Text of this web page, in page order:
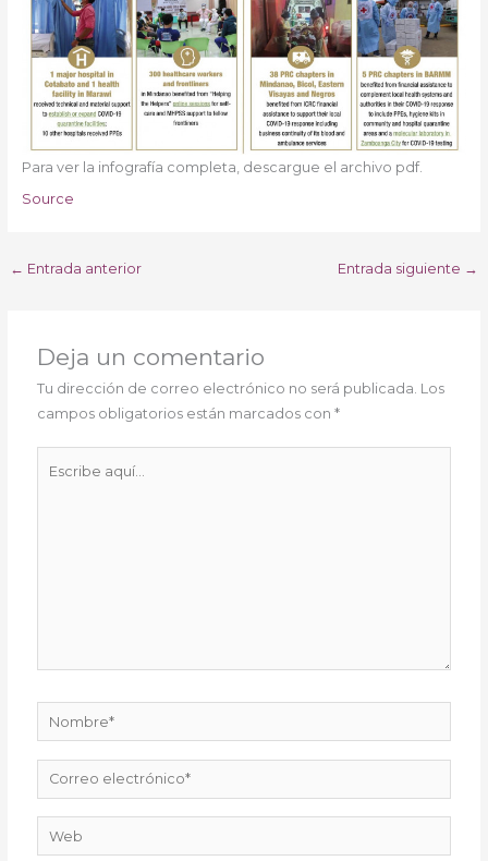
Para ver la infografía completa, descargue el archivo pdf.
Source
← Entrada anterior Entrada siguiente →
Deja un comentario
Tu dirección de correo electrónico no será publicada. Los
campos obligatorios están marcados con*
Nombre*
Correo
electrónico*
Web